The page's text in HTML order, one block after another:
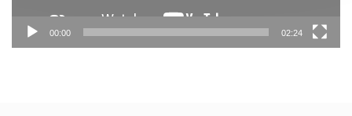
00:00 02:24